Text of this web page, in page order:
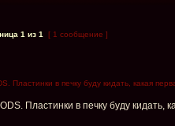
1 из 1
[ 1 сообщение ]
Пластинки в печку буду кидать, какая
Пластинки в печку буду кидать,